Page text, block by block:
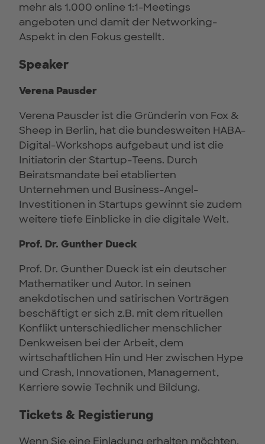
mehr als 1.000 online 1:1-Meetings
angeboten und damit der Networking-
Aspekt in den Fokus gestellt.
Speaker
Verena Pausder
Verena Pausder ist die Gründerin von Fox &
Sheep in Berlin, hat die bundesweiten HABA-
Digital-Workshops aufgebaut und ist die
Initiatorin der Startup-Teens. Durch
Beiratsmandate bei etablierten
Unternehmen und Business-Angel-
Investitionen in Startups gewinnt sie zudem
weitere tiefe Einblicke in die digitale Welt.
Prof. Dr. Gunther Dueck
Prof. Dr. Gunther Dueck ist ein deutscher
Mathematiker und Autor. In seinen
anekdotischen und satirischen Vorträgen
beschäftigt er sich z.B. mit dem rituellen
Konflikt unterschiedlicher menschlicher
Denkweisen bei der Arbeit, dem
wirtschaftlichen Hin und Her zwischen Hype
und Crash, Innovationen, Management,
Karriere sowie Technik und Bildung.
Tickets & Registierung
Wenn Sie eine Einladung erhalten möchten,